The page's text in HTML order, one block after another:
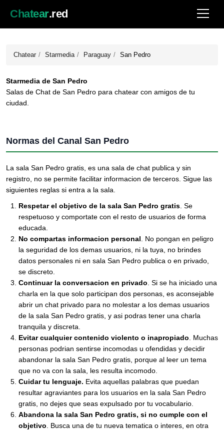
Chatear.red
Chatear Starmedia Paraguay San Pedro
Starmedia de San Pedro
Salas de Chat de San Pedro para chatear con amigos de tu
ciudad.
Normas del Canal San Pedro
La sala San Pedro gratis, es una sala de chat publica y sin
registro, no se permite facilitar informacion de terceros. Sigue las
siguientes reglas si entra a la sala.
Respetar el objetivo de la sala San Pedro gratis . Se
respetuoso y comportate con el resto de usuarios de forma
educada.
No compartas informacion personal . No pongan en peligro
la seguridad de los demas usuarios, ni la tuya, no brindes
datos personales ni en sala San Pedro publica o en privado,
se discreto.
Continuar la conversacion en privado . Si se ha iniciado una
charla en la que solo participan dos personas, es aconsejable
abrir un chat privado para no molestar a los demas usuarios
de la sala San Pedro gratis, y asi podras tener una charla
tranquila y discreta.
Evitar cualquier contenido violento o inapropiado . Muchas
personas podrian sentirse incomodas u ofendidas y decidir
abandonar la sala San Pedro gratis, porque al leer un tema
que no va con la sala, les resulta incomodo.
Cuidar tu lenguaje. Evita aquellas palabras que puedan
resultar agraviantes para los usuarios en la sala San Pedro
gratis, no dejes que seas expulsado por tu vocabulario.
Abandona la sala San Pedro gratis, si no cumple con el
objetivo . Busca una de tu nueva tematica o interes, en otra